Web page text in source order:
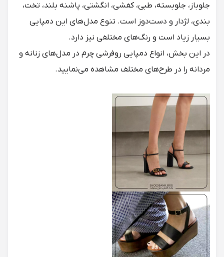
جلوباز، جلوبسته، طبی، کفشی، انگشتی، پاشنه بلند، تخت،
بندی، لژدار و دست‌دوز است. تنوع مدل‌های این دمپایی
بسیار زیاد است و رنگ‌های مختلفی نیز دارد.
در این بخش، انواع دمپایی روفرشی چرم در مدل‌های زنانه و
مردانه را در طرح‌های مختلف مشاهده می‌نمایید.